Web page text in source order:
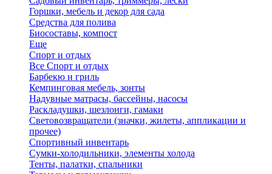
Горшки, мебель и декор для сада
Средства для полива
Биосоставы, компост
Еще
Спорт и отдых
Все Спорт и отдых
Барбекю и гриль
Кемпинговая мебель, зонты
Надувные матрасы, бассейны, насосы
Раскладушки, шезлонги, гамаки
Световозвращатели (значки, жилеты, аппликации и
прочее)
Спортивный инвентарь
Сумки-холодильники, элементы холода
Тенты, палатки, спальники